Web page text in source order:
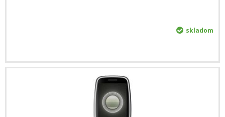
skladom